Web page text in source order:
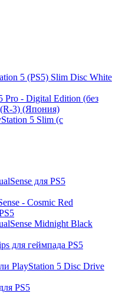
5 (PS5) Slim Disc White
Pro - Digital Edition (без
3) (Япония)
5 Slim (с
для PS5
- Cosmic Red
Midnight Black
для геймпада PS5
PlayStation 5 Disc Drive
PS5